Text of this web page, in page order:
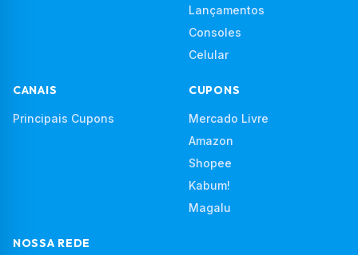
Lançamentos
Consoles
Celular
CANAIS
Principais Cupons
CUPONS
Mercado Livre
Amazon
Shopee
Kabum!
Magalu
NOSSA REDE